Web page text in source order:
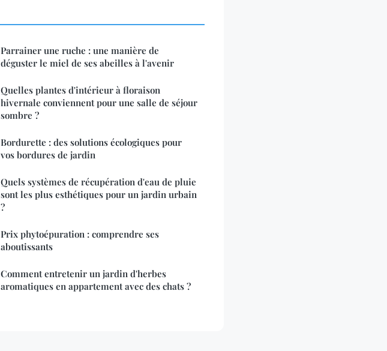
Parrainer une ruche : une manière de
déguster le miel de ses abeilles à l'avenir
Quelles plantes d'intérieur à floraison
hivernale conviennent pour une salle de séjour
sombre ?
Bordurette : des solutions écologiques pour
vos bordures de jardin
Quels systèmes de récupération d'eau de pluie
sont les plus esthétiques pour un jardin urbain
?
Prix phytoépuration : comprendre ses
aboutissants
Comment entretenir un jardin d'herbes
aromatiques en appartement avec des chats ?